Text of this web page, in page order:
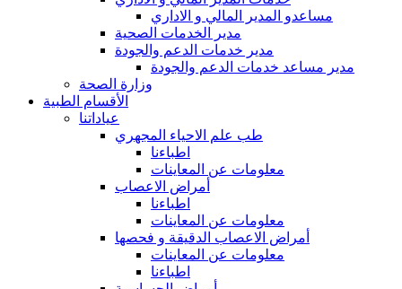
مساعدو المدير المالي و الاداري
مدير الخدمات الصحية
مدير خدمات الدعم والجودة
مدير مساعد خدمات الدعم والجودة
وزارة الصحة
الأقسام الطبية
عياداتنا
طب علم الاحياء المجهري
اطباءنا
معلومات عن المعاينات
أمراض الاعصاب
اطباءنا
معلومات عن المعاينات
أمراض الاعصاب الدقيقة و فحصها
معلومات عن المعاينات
اطباءنا